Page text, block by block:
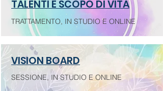
TALENTI E SCOPO DI VITA
TRATTAMENTO, IN STUDIO E ONLINE
VISION BOARD
SESSIONE, IN STUDIO E ONLINE